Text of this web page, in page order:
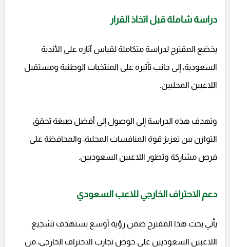
دراسة شاملة قبل اتخاذ القرار
يخضع المقترح لدراسة متكاملة لقياس آثاره على الأندية
السعودية، إلى جانب تأثيره على المنتخبات الوطنية ومستقبل
اللاعبين المحليين.
وتهدف هذه الدراسة إلى الوصول إلى أفضل صيغة تحقق
التوازن بين تعزيز قوة المنافسات المحلية، والمحافظة على
فرص مشاركة وتطور اللاعبين السعوديين.
دعم الاحتراف الخارجي للاعب السعودي
يأتي بحث هذا المقترح ضمن رؤية أوسع تستهدف تشجيع
اللاعبين السعوديين على خوض تجارب الاحتراف الخارجي، من